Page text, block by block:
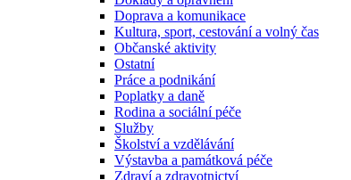
Doprava a komunikace
Kultura, sport, cestování a volný čas
Občanské aktivity
Ostatní
Práce a podnikání
Poplatky a daně
Rodina a sociální péče
Služby
Školství a vzdělávání
Výstavba a památková péče
Zdraví a zdravotnictví